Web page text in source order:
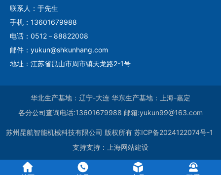
联系人：于先生
手机：13601679988
电话：0512－88822008
邮件：yukun@shkunhang.com
地址：江苏省昆山市周市镇天龙路2-1号
华北生产基地：辽宁-大连 华东生产基地：上海-嘉定
各分公司查询电话:13601679988 邮箱:yukun99@163.com
苏州昆航智能机械科技有限公司 版权所有 苏ICP备2024122074号-1
支持支持：
上海网站建设